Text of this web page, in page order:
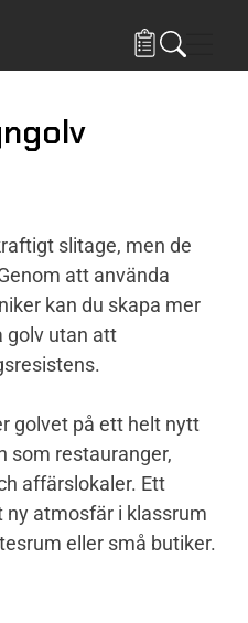
slitage, men de
att använda
kan du skapa mer
golv utan att
golvet på ett helt nytt
som restauranger,
affärslokaler. Ett
ny atmosfär i klassrum
eller små butiker.